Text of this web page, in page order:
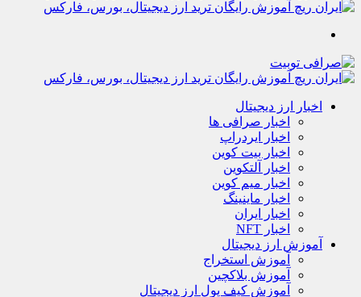
اخبار ارز دیجیتال
اخبار صرافی ها
اخبار ایردراپ
اخبار بیت کوین
اخبار آلتکوین
اخبار میم کوین
اخبار ماینینگ
اخبار ایران
اخبار NFT
آموزش ارز دیجیتال
آموزش استخراج
آموزش بلاکچین
آموزش کیف پول ارز دیجیتال